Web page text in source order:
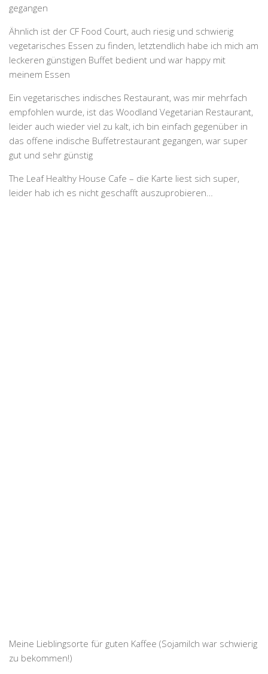
gegangen
Ähnlich ist der CF Food Court, auch riesig und schwierig
vegetarisches Essen zu finden, letztendlich habe ich mich am
leckeren günstigen Buffet bedient und war happy mit
meinem Essen
Ein vegetarisches indisches Restaurant, was mir mehrfach
empfohlen wurde, ist das Woodland Vegetarian Restaurant,
leider auch wieder viel zu kalt, ich bin einfach gegenüber in
das offene indische Buffetrestaurant gegangen, war super
gut und sehr günstig
The Leaf Healthy House Cafe – die Karte liest sich super,
leider hab ich es nicht geschafft auszuprobieren…
Meine Lieblingsorte für guten Kaffee (Sojamilch war schwierig
zu bekommen!)